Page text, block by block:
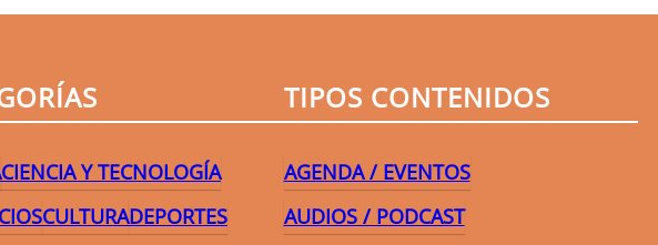
CIENCIA Y TECNOLOGÍA
CULTURADEPORTES
TIPOS CONTENIDOS
AGENDA / EVENTOS
AUDIOS / PODCAST